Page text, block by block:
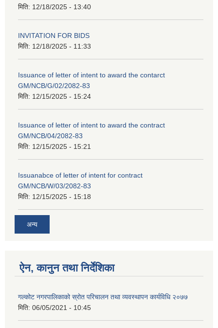
मिति: 12/18/2025 - 13:40
INVITATION FOR BIDS
मिति: 12/18/2025 - 11:33
Issuance of letter of intent to award the contarct
GM/NCB/G/02/2082-83
मिति: 12/15/2025 - 15:24
Issuance of letter of intent to award the contract
GM/NCB/04/2082-83
मिति: 12/15/2025 - 15:21
Issuanabce of letter of intent for contract
GM/NCB/W/03/2082-83
मिति: 12/15/2025 - 15:18
अन्य
ऐन, कानुन तथा निर्देशिका
गल्कोट नगरपालिकाको स्रोत परिचालन तथा व्यवस्थापन कार्यविधि २०७७
मिति: 06/05/2021 - 10:45